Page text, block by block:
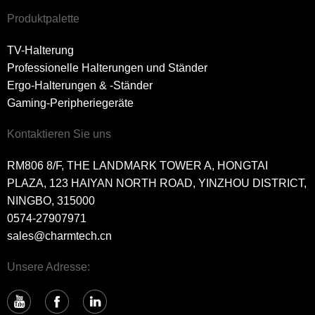
Produktpalette
TV-Halterung
Professionelle Halterungen und Ständer
Ergo-Halterungen & -Ständer
Gaming-Peripheriegeräte
Kontaktieren Sie uns
RM806 8/F, THE LANDMARK TOWER A, HONGTAI
PLAZA, 123 HAIYAN NORTH ROAD, YINZHOU DISTRICT,
NINGBO, 315000
0574-27907971
sales@charmtech.cn
Unsere Adresse: